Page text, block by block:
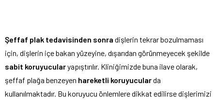
Şeffaf plak tedavisinden sonra dişlerin tekrar bozulmaması
için, dişlerin içe bakan yüzeyine, dışarıdan görünmeyecek şekilde
sabit koruyucularyapıştırılır. Kliniğimizde buna ilave olarak,
şeffaf plağa benzeyen hareketli koruyucularda
kullanılmaktadır. Bu koruyucu önlemlere dikkat edilirse dişlerimizi